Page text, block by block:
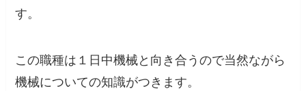
す。
この職種は１日中機械と向き合うので当然ながら
機械についての知識がつきます。